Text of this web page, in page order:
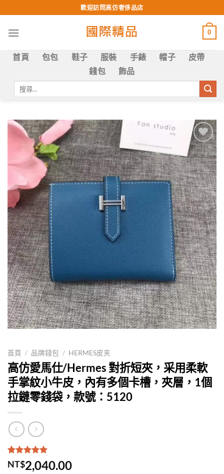
to
content
歡迎訪問高仿奢侈品店
0
首頁 包包 鞋子 服裝 手錶 帽子
皮帶
錢包
飾品
字:
Add to
wishlist
首頁 / 品牌錢包 / HERMES皮夹
高仿愛馬仕/Hermes 對折短夾，采用柔軟
手掌紋小牛皮，內有多個卡槽，夾層，1個
拉鏈零錢袋，款號：5120
評分5.00 /
5，已有
1
位
NT$2,040.00